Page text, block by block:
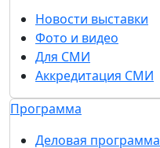
Новости выставки
Фото и видео
Для СМИ
Аккредитация СМИ
Программа
Деловая программа